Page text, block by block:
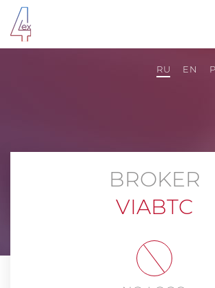
RU EN
BROKER
VIABTC